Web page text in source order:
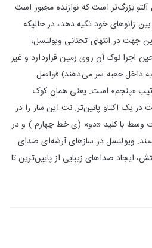
بزرگ‌‏تر است که نوازنده مجبور است
زانو‌‏های خود تکیه دهد، در حالیکه
جهت در انتهای تحتانی ویولنسل،
اجرا نوک آن روی زمین قراردارد و غیر
به داخل جعبه سر می‌‏دهند) فواصل
«پنجم» است. یعنی همان کوک
در یک اکتاو پائین‌‏تر. نت این ساز را در
وسط با کلید «دو» (ی خط چهارم ) و در
ویولنسل در سازهای آرشه‌‏ای صدای
ایجاد صداهای زیبایی از پایین‌‏ترین تا